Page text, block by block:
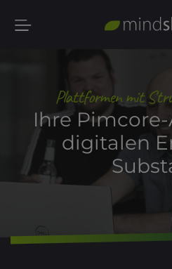
Plattformen mit
Ihre
digitalen